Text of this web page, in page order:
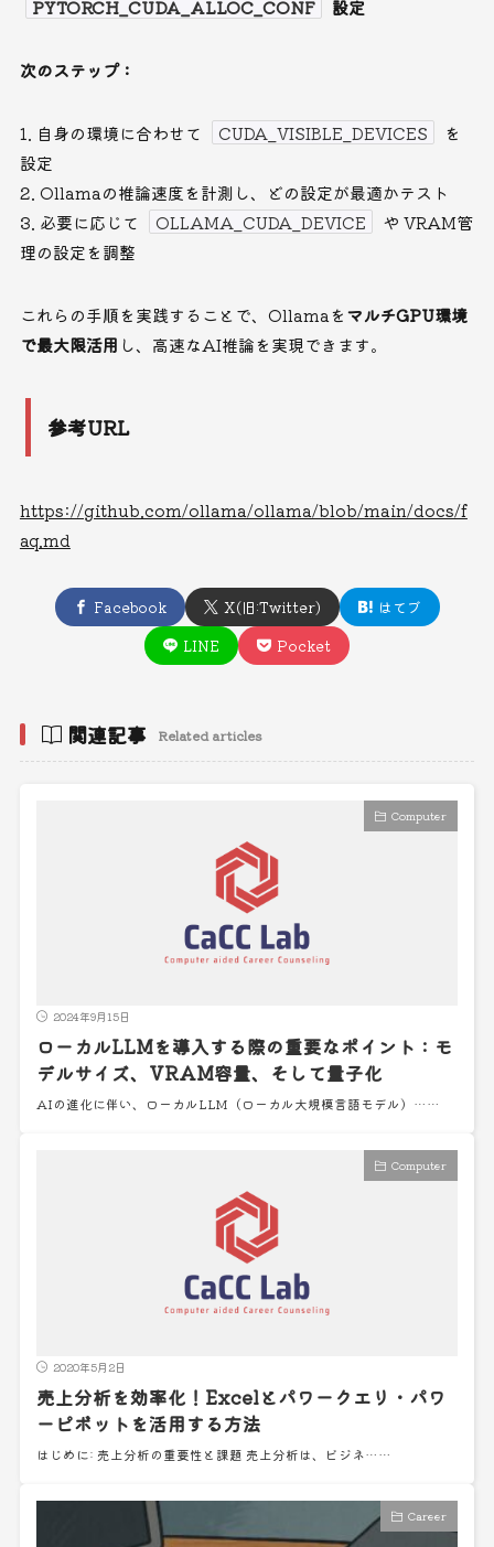
PYTORCH_CUDA_ALLOC_CONF 設定
次のステップ：
自身の環境に合わせて CUDA_VISIBLE_DEVICES
を
設定
Ollamaの推論速度を計測し、どの設定が最適かテスト
必要に応じて
OLLAMA_CUDA_DEVICE
や VRAM管
理の設定を調整
これらの手順を実践することで、OllamaをマルチGPU環境
で最大限活用 し、高速なAI推論を実現できます。
参考URL
https://github.com/ollama/ollama/blob/main/docs/f
aq.md
Facebook X(旧:Twitter)
はてブ
LINE
Pocket
関連記事 Related articles
Computer
2024年9月15日
ローカルLLMを導入する際の重要なポイント：モ
デルサイズ、VRAM容量、そして量子化
AIの進化に伴い、ローカルLLM（ローカル大規模言語モデル）……
Computer
2020年5月2日
売上分析を効率化！Excelとパワークエリ・パワ
ーピボットを活用する方法
はじめに: 売上分析の重要性と課題 売上分析は、ビジネ……
Career